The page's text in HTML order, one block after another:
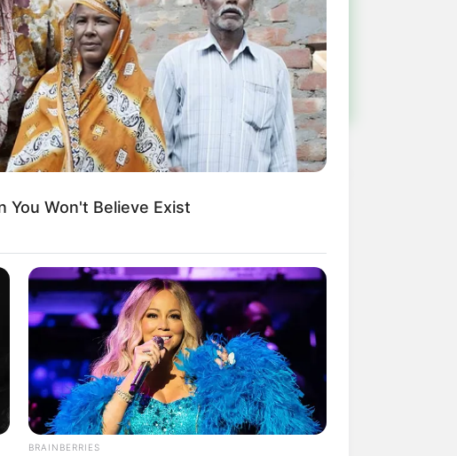
Paulista e região
You Won't Believe Exist
BRAINBERRIES